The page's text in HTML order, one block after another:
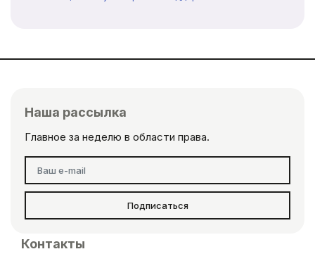
Наша рассылка
Главное за неделю в области права.
Подписаться
Контакты